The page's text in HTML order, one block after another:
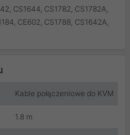
CS1644, CS1782, CS1782A,
CE602, CS1788, CS1642A,
Kable połączeniowe do KVM
1.8 m